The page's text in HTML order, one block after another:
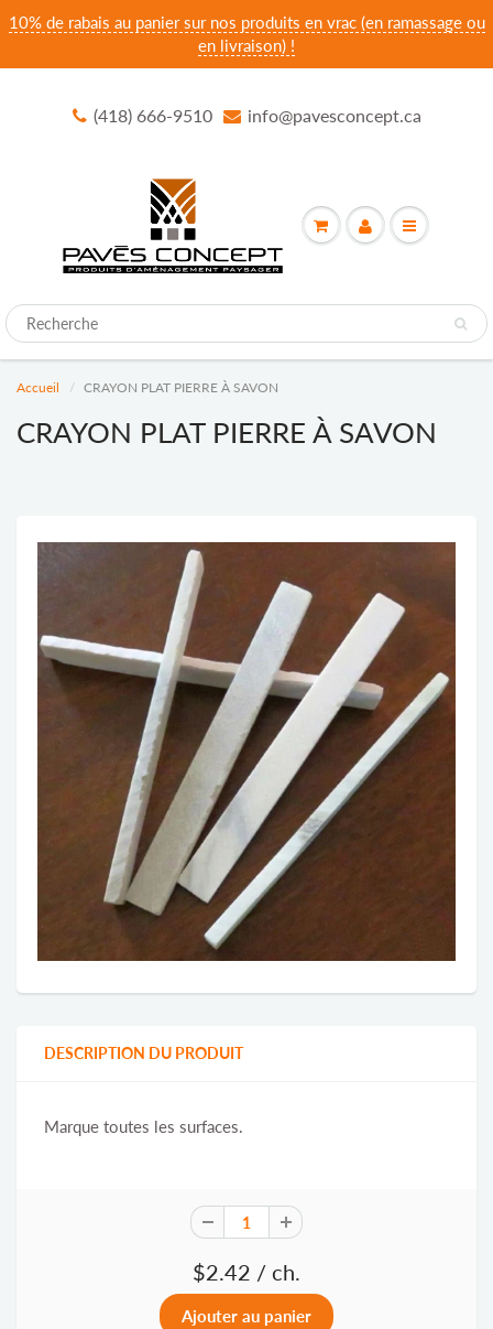
10% de rabais au panier sur nos produits en vrac (en ramassage ou
en livraison) !
(418) 666-9510 info@pavesconcept.ca
Accueil CRAYON PLAT PIERRE À SAVON
CRAYON PLAT PIERRE À SAVON
DESCRIPTION DU PRODUIT
Marque toutes les surfaces.
$2.42 / ch.